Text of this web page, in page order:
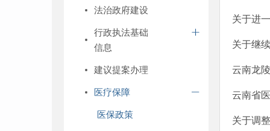
法治政府建设
行政执法基础
信息
建议提案办理
医疗保障
医保政策
关于进
关于继
云南龙
云南省
关于调